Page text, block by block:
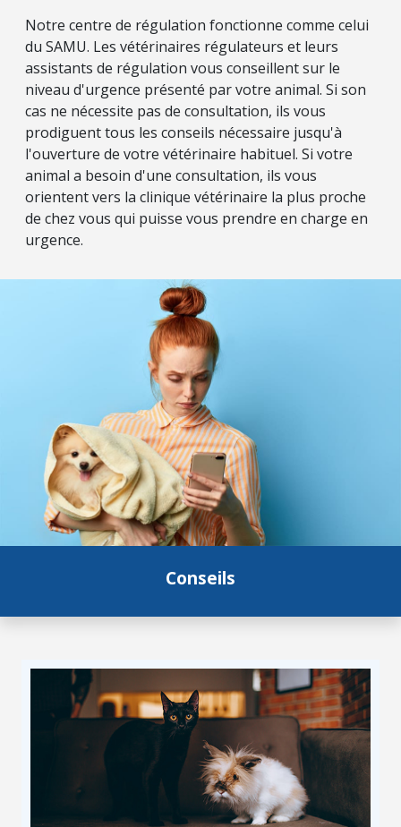
Notre centre de régulation fonctionne comme celui
du SAMU. Les vétérinaires régulateurs et leurs
assistants de régulation vous conseillent sur le
niveau d'urgence présenté par votre animal. Si son
cas ne nécessite pas de consultation, ils vous
prodiguent tous les conseils nécessaire jusqu'à
l'ouverture de votre vétérinaire habituel. Si votre
animal a besoin d'une consultation, ils vous
orientent vers la clinique vétérinaire la plus proche
de chez vous qui puisse vous prendre en charge en
urgence.
Conseils